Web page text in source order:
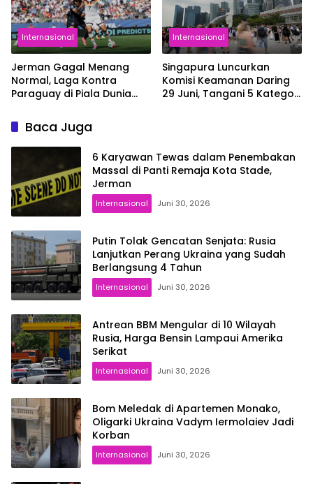
Internasional
Jerman Gagal Menang
Normal, Laga Kontra
Paraguay di Piala Dunia
Tambahan
Internasional
Singapura Luncurkan
Komisi Keamanan Daring
29 Juni, Tangani 5 Kategori
Baca Juga
6 Karyawan Tewas dalam Penembakan
Massal di Panti Remaja Kota Stade,
Jerman
Internasional Juni 30, 2026
Putin Tolak Gencatan Senjata: Rusia
Lanjutkan Perang Ukraina yang Sudah
Berlangsung 4 Tahun
Internasional Juni 30, 2026
Antrean BBM Mengular di 10 Wilayah
Rusia, Harga Bensin Lampaui Amerika
Serikat
Internasional Juni 30, 2026
Bom Meledak di Apartemen Monako,
Oligarki Ukraina Vadym Iermolaiev Jadi
Korban
Internasional Juni 30, 2026